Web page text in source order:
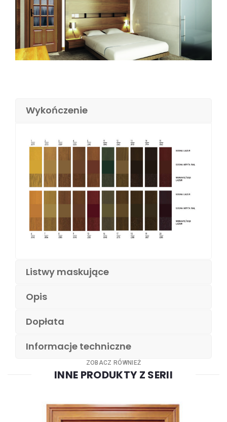
Wykończenie
Listwy maskujące
Opis
Dopłata
Informacje techniczne
ZOBACZ RÓWNIEŻ
INNE PRODUKTY Z SERII